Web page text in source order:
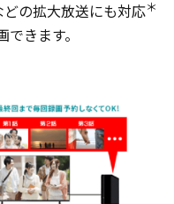
の拡大放送にも対応＊
きます。